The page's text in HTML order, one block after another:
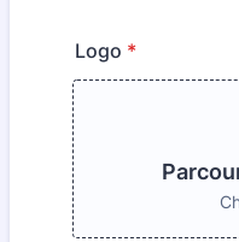
Logo *